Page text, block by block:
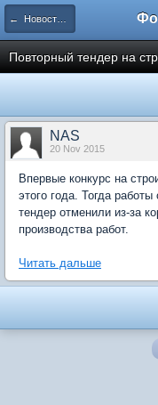
← Новости рынка недвижимости
Повторный тендер на
NAS
20 Nov 2015
Впервые конкурс на
этого года. Тогда
тендер отменили из-за
производства работ.
Читать дальше